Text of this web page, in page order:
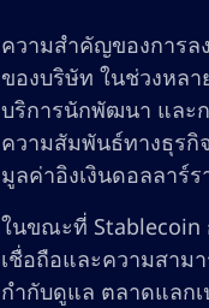
ความสำคัญของการล
ของบริษัท ในช่วงหล
บริการนักพัฒนา และก
ความสัมพันธ์ทางธุรกิ
มูลค่าอิงเงินดอลลาร์
ในขณะที่ Stablecoin
เชื่อถือและความสาม
กำกับดูแล ตลาดแลก